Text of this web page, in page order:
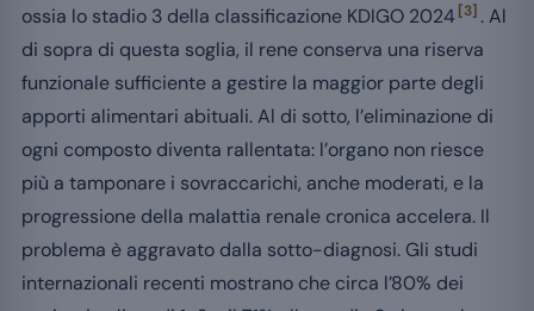
ossia lo stadio 3 della classificazione KDIGO 2024 [3] . Al
di sopra di questa soglia, il rene conserva una riserva
funzionale sufficiente a gestire la maggior parte degli
apporti alimentari abituali. Al di sotto, l’eliminazione di
ogni composto diventa rallentata: l’organo non riesce
più a tamponare i sovraccarichi, anche moderati, e la
progressione della malattia renale cronica accelera. Il
problema è aggravato dalla sotto-diagnosi. Gli studi
internazionali recenti mostrano che circa l’80% dei